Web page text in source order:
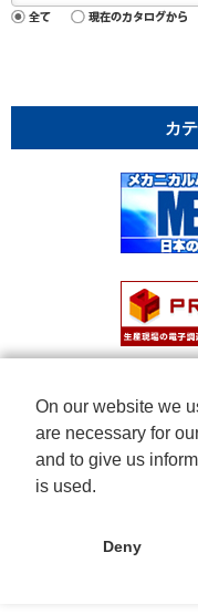
カ
On our website we
are necessary for
and to give us
is used.
Deny